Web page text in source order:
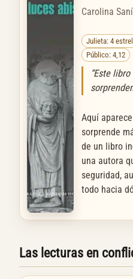
Carolina
Julieta: 4
Público: 4,12
“Este
Aquí
sorprende
de un libro
una autora
seguridad,
todo hacia
Las lecturas en